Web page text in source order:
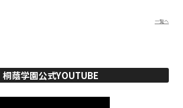
一覧へ
桐蔭学園公式YOUTUBE